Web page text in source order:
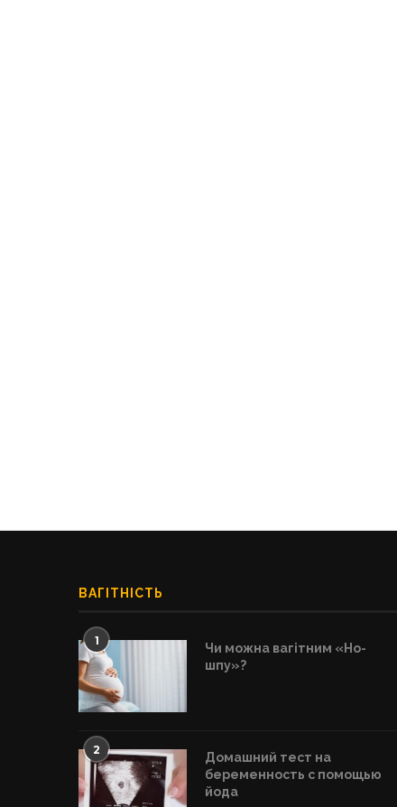
ВАГІТНІСТЬ
1
Чи можна вагітним «Но-
шпу»?
2
Домашний тест на
беременность с помощью
йода